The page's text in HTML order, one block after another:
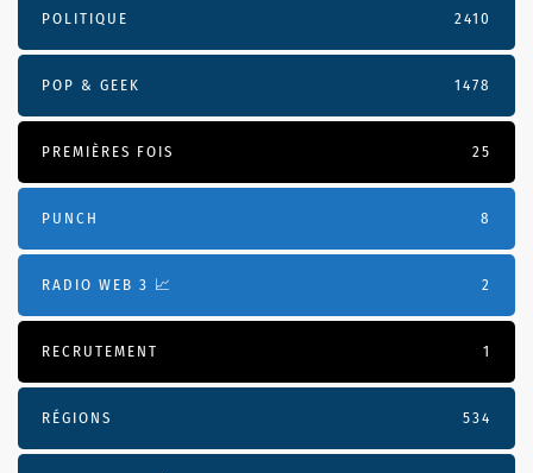
POLITIQUE 2410
POP & GEEK 1478
PREMIÈRES FOIS 25
PUNCH 8
RADIO WEB 3 📈 2
RECRUTEMENT 1
RÉGIONS 534